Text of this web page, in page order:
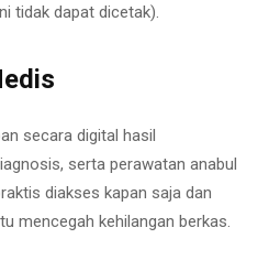
tidak dapat dicetak).
secara digital hasil
serta perawatan anabul
diakses kapan saja dan
mencegah kehilangan berkas.